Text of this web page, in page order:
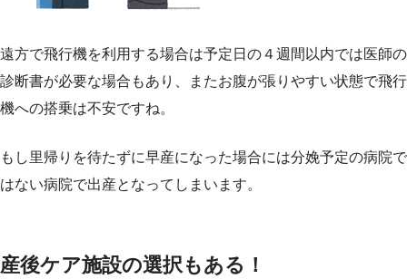
遠方で飛行機を利用する場合は予定日の４週間以内では医師の
診断書が必要な場合もあり、またお腹が張りやすい状態で飛行
機への搭乗は不安ですね。
もし里帰りを待たずに早産になった場合には分娩予定の病院で
はない病院で出産となってしまいます。
産後ケア施設の選択もある！